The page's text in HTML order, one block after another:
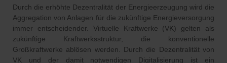
Durch die erhöhte Dezentralität der Energieerzeugung wird die
Aggregation von Anlagen für die zukünftige Energieversorgung
immer entscheidender. Virtuelle Kraftwerke (VK) gelten als
zukünftige Kraftwerksstruktur, die konventionelle
Großkraftwerke ablösen werden. Durch die Dezentralität von
VK und der damit notwendigen Digitalisierung ist ein